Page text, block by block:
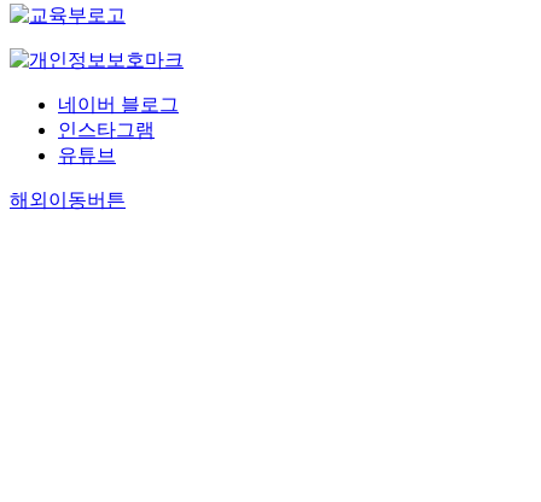
네이버 블로그
인스타그램
유튜브
해외이동버튼